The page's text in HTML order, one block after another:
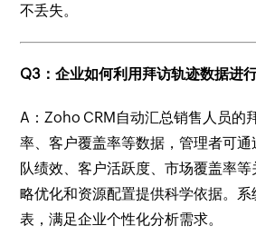
不丢失。
Q3：企业如何利用拜访轨迹数据进
A：Zoho CRM自动汇总销售人员的
率、客户覆盖率等数据，管理者可
队绩效、客户活跃度、市场覆盖率
略优化和资源配置提供科学依据。
表，满足企业个性化分析需求。